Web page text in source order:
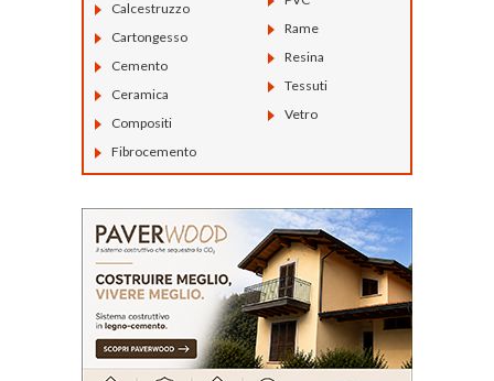
Calcestruzzo
Cartongesso
Cemento
Ceramica
Compositi
Fibrocemento
Rame
Resina
Tessuti
Vetro